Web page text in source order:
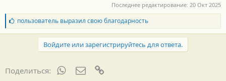
Последнее редактирование: 20 Окт 2025
Б
л
а
а
р
пользовательвыразил свою благодарность
Войдите или зарегистрируйтесь для ответа.
Поделиться: WhatsAppЭлектронная почта